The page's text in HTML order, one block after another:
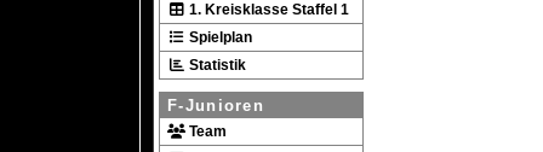
1. Kreisklasse Staffel 1
Spielplan
Statistik
F-Junioren
Team